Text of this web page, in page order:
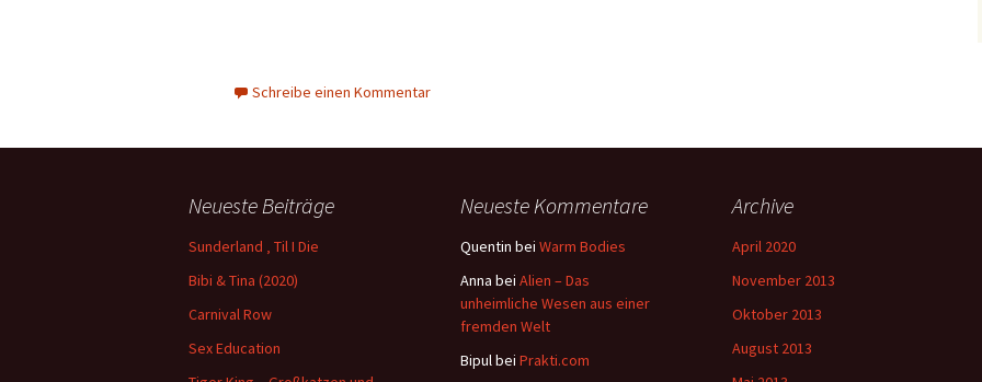
Schreibe einen Kommentar
Neueste Beiträge
Sunderland ‚ Til I Die
Bibi & Tina (2020)
Carnival Row
Sex Education
Neueste Kommentare
Quentin bei Warm Bodies
Anna bei Alien – Das
unheimliche Wesen aus einer
fremden Welt
Bipulbei Prakti.com
Archive
April 2020
November 2013
Oktober 2013
August 2013